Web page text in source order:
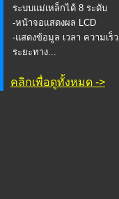
ระบบแม่เหล็กได้ 8 ระดับ
-หน้าจอแสดงผล LCD
-แสดงข้อมูล เวลา ความเร็ว
ระยะทาง...
คลิกเพื่อดูทั้งหมด ->